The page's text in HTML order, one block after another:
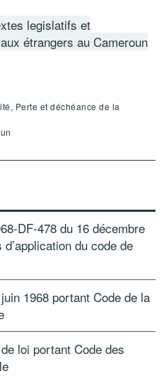
legislatifs et
étrangers au Cameroun
Perte et déchéance de la
DF-478 du 16 décembre
du code de
1968 portant Code de la
loi portant Code des